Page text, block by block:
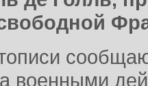
военными